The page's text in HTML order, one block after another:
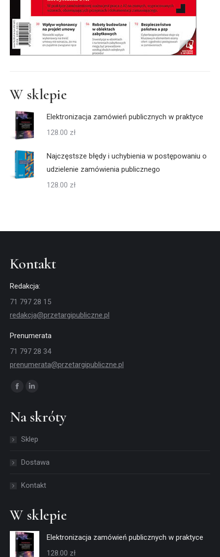
W sklepie
Elektronizacja zamówień publicznych w praktyce
128.00 zł
Najczęstsze błędy i uchybienia w postępowaniu o
udzielenie zamówienia publicznego
128.00 zł
Kontakt
Redakcja:
71 797 28 15
redakcja@przetargipubliczne.pl
Prenumerata
71 797 28 34
prenumerata@przetargipubliczne.pl
Znajdź nas na:
Facebook
opens
new
opens
new
Na skróty
Sklep
Dostawa
Kontakt
W sklepie
Elektronizacja zamówień publicznych w praktyce
128.00 zł